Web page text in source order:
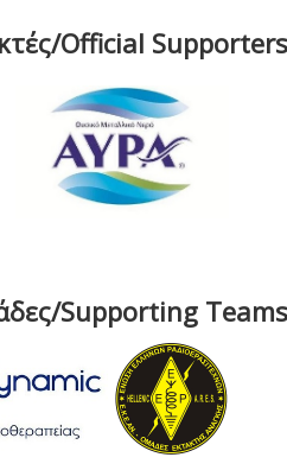
Official Supporters
Supporting Teams